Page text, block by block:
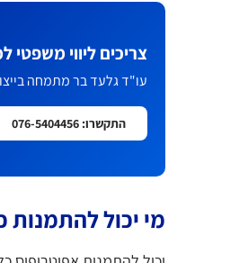
צריכים ליווי
עו"ד גלעד בר מתמחה
התקשרו: 076-5404456
מי יכול להתמנות